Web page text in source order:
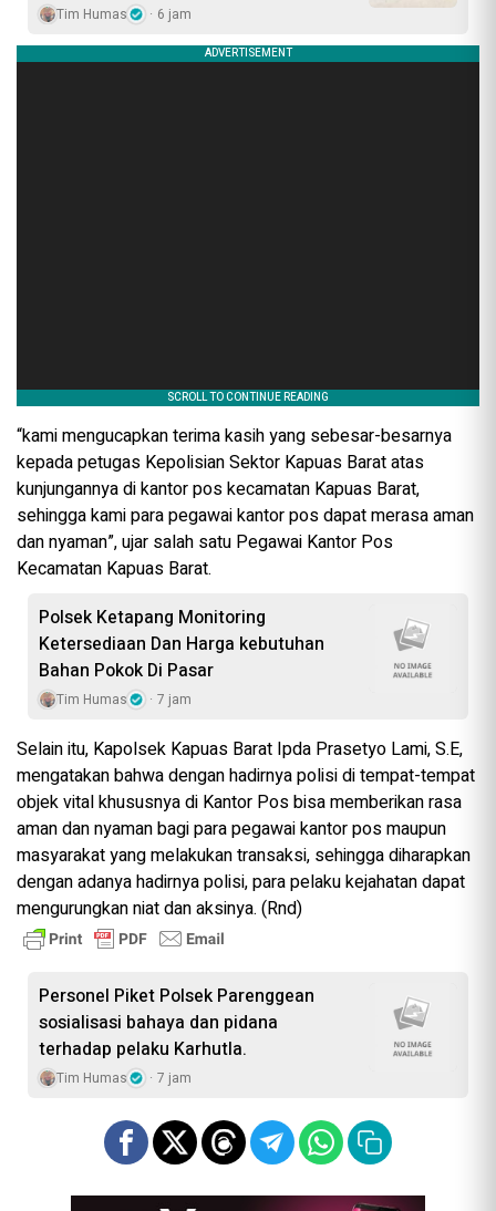
Tim Humas 6 jam
“kami mengucapkan terima kasih yang sebesar-besarnya
kepada petugas Kepolisian Sektor Kapuas Barat atas
kunjungannya di kantor pos kecamatan Kapuas Barat,
sehingga kami para pegawai kantor pos dapat merasa aman
dan nyaman”, ujar salah satu Pegawai Kantor Pos
Kecamatan Kapuas Barat.
‎Polsek Ketapang Monitoring
Ketersediaan Dan Harga kebutuhan
Bahan Pokok Di Pasar
Tim Humas 7 jam
Selain itu, Kapolsek Kapuas Barat Ipda Prasetyo Lami, S.E,
mengatakan bahwa dengan hadirnya polisi di tempat-tempat
objek vital khususnya di Kantor Pos bisa memberikan rasa
aman dan nyaman bagi para pegawai kantor pos maupun
masyarakat yang melakukan transaksi, sehingga diharapkan
dengan adanya hadirnya polisi, para pelaku kejahatan dapat
mengurungkan niat dan aksinya. (Rnd)
Personel Piket Polsek Parenggean
sosialisasi bahaya dan pidana
terhadap pelaku Karhutla.
Tim Humas 7 jam